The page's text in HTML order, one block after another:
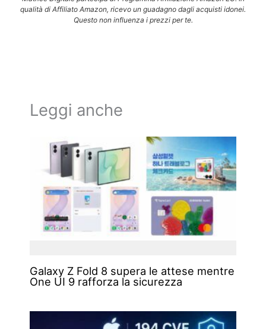
qualità di Affiliato Amazon, ricevo un guadagno dagli acquisti idonei.
Questo non influenza i prezzi per te.
Leggi anche
Galaxy Z Fold 8 supera le attese mentre
One UI 9 rafforza la sicurezza